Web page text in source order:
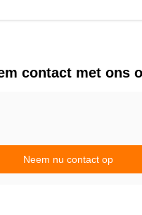
contact met ons
Neem nu contact op